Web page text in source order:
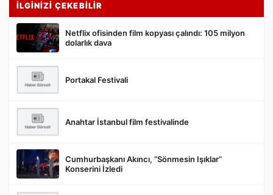
Gönder
İLGİNİZİ ÇEKEBİLİR
Netflix ofisinden film kopyası çalındı: 105 milyon
dolarlık dava
Portakal Festivali
Anahtar İstanbul film festivalinde
Cumhurbaşkanı Akıncı, “Sönmesin Işıklar”
Konserini İzledi